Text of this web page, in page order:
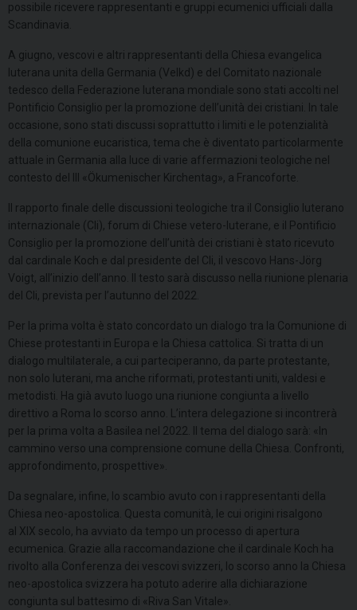
possibile ricevere rappresentanti e gruppi ecumenici ufficiali dalla
Scandinavia.
A giugno, vescovi e altri rappresentanti della Chiesa evangelica
luterana unita della Germania (Velkd) e del Comitato nazionale
tedesco della Federazione luterana mondiale sono stati accolti nel
Pontificio Consiglio per la promozione dell’unità dei cristiani. In tale
occasione, sono stati discussi soprattutto i limiti e le potenzialità
della comunione eucaristica, tema che è diventato particolarmente
attuale in Germania alla luce di varie affermazioni teologiche nel
contesto del
«Ökumenischer Kirchentag», a Francoforte.
Il rapporto finale delle discussioni teologiche tra il Consiglio luterano
internazionale (Cli), forum di Chiese vetero-luterane, e il Pontificio
Consiglio per la promozione dell’unità dei cristiani è stato ricevuto
dal cardinale Koch e dal presidente del Cli, il vescovo Hans-Jörg
Voigt, all’inizio dell’anno. Il testo sarà discusso nella riunione plenaria
del Cli, prevista per l’autunno del 2022.
Per la prima volta è stato concordato un dialogo tra la Comunione di
Chiese protestanti in Europa e la Chiesa cattolica. Si tratta di un
dialogo multilaterale, a cui parteciperanno, da parte protestante,
non solo luterani, ma anche riformati, protestanti uniti, valdesi e
metodisti. Ha già avuto luogo una riunione congiunta a livello
direttivo a Roma lo scorso anno. L’intera delegazione si incontrerà
per la prima volta a Basilea nel 2022. Il tema del dialogo sarà: «In
cammino verso una comprensione comune della Chiesa. Confronti,
approfondimento, prospettive».
Da segnalare, infine, lo scambio avuto con i rappresentanti della
Chiesa neo-apostolica. Questa comunità, le cui origini risalgono
al XIX secolo, ha avviato da tempo un processo di apertura
ecumenica. Grazie alla raccomandazione che il cardinale Koch ha
rivolto alla Conferenza dei vescovi svizzeri, lo scorso anno la Chiesa
neo-apostolica svizzera ha potuto aderire alla dichiarazione
congiunta sul battesimo di «Riva San Vitale».